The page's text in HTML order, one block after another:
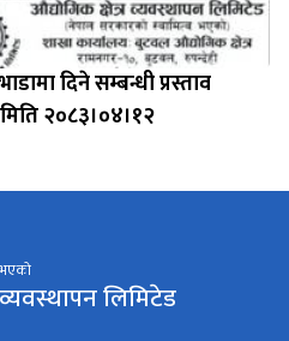
दिने सम्बन्धी प्रस्ताव
२०८३।०४।१२
लिमिटेड